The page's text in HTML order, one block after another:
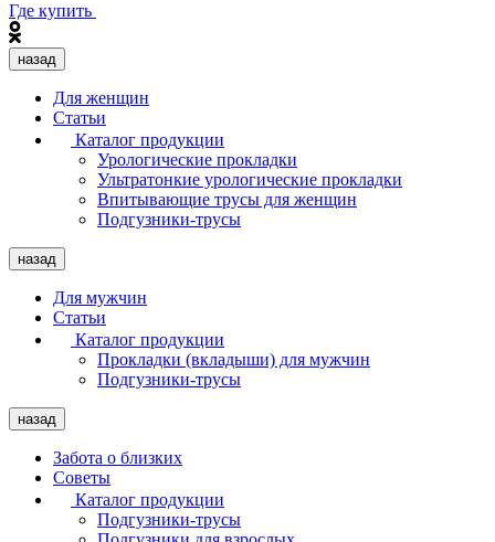
Где купить
назад
Для женщин
Статьи
Каталог продукции
Урологические прокладки
Ультратонкие урологические прокладки
Впитывающие трусы для женщин
Подгузники-трусы
назад
Для мужчин
Статьи
Каталог продукции
Прокладки (вкладыши) для мужчин
Подгузники-трусы
назад
Забота о близких
Советы
Каталог продукции
Подгузники-трусы